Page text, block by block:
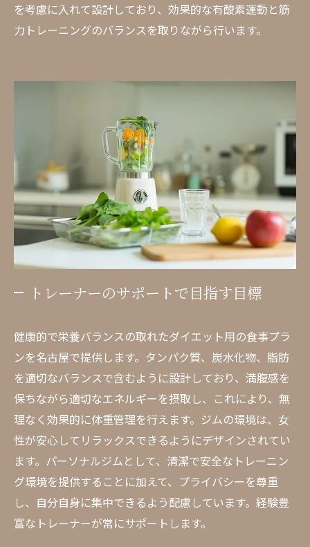
を考慮に入れて設計しており、効果的な有酸素運動と筋
力トレーニングのバランスを取りながら行います。
トレーナーのサポートで目指す目標
健康的で栄養バランスの取れたダイエット用の食事プラ
ンを名古屋で提供します。タンパク質、炭水化物、脂肪
を適切なバランスで含むように設計しており、満腹感を
保ちながら適切なエネルギーを摂取し、これにより、無
理なく効果的に体重管理を行えます。ジムの環境は、女
性が安心してリラックスできるようにデザインされてい
ます。パーソナルジムとして、清潔で安全なトレーニン
グ環境を提供することに加えて、プライバシーを尊重
し、自分自身に集中できるよう配慮しています。経験豊
富なトレーナーが常にサポートします。